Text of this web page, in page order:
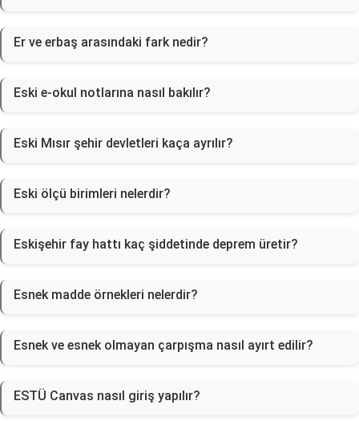
Er ve erbaş arasındaki fark nedir?
Eski e-okul notlarına nasıl bakılır?
Eski Mısır şehir devletleri kaça ayrılır?
Eski ölçü birimleri nelerdir?
Eskişehir fay hattı kaç şiddetinde deprem üretir?
Esnek madde örnekleri nelerdir?
Esnek ve esnek olmayan çarpışma nasıl ayırt edilir?
ESTÜ Canvas nasıl giriş yapılır?